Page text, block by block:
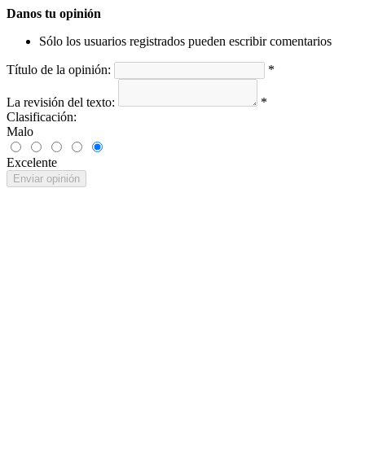
Danos tu opinión
Sólo los usuarios registrados pueden escribir comentarios
Título de la opinión: *
La revisión del texto:
*
Clasificación:
Malo
Excelente
Enviar opinión